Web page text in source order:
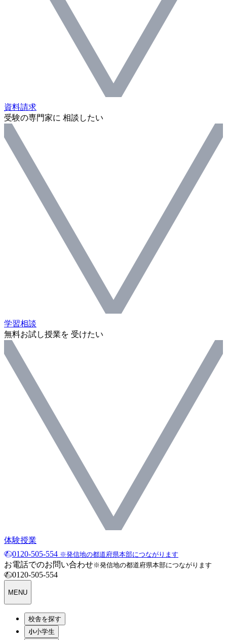
資料請求
受験の専門家に 相談したい
学習相談
無料お試し授業を 受けたい
体験授業
0120-505-554 ※発信地の都道府県本部につながります
お電話でのお問い合わせ※発信地の都道府県本部につながります
0120-505-554
MENU
校舎を探す
小学生